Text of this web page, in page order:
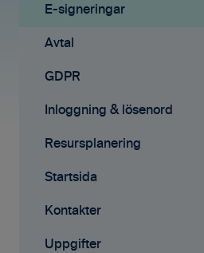
Affärsmöjligheter
Rapporter
Samarbete
Mobilappen
Fakturering (ny)
Mobilappen
Affärsmöjligheter
E-signeringar
Kontakter
Tilläggstjänster
Rapporter
Startsida
E-signeringar
Avtal
GDPR
Inloggning & lösenord
Resursplanering
Startsida
Kontakter
Uppgifter